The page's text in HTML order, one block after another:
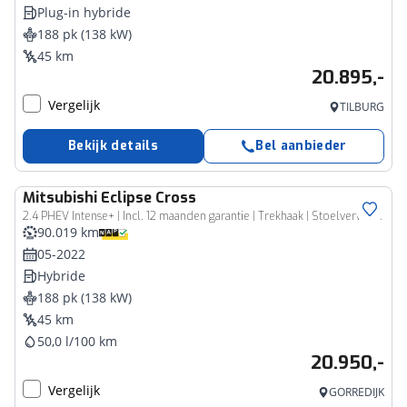
Plug-in hybride
188 pk (138 kW)
45 km
20.895,-
Vergelijk TILBURG
Bekijk details Bel aanbieder
Mitsubishi Eclipse Cross
2.4 PHEV Intense+ | Incl. 12 maanden garantie | Trekhaak | Stoelverwarming | Apple carplay/Android auto | Parkeercamera | Navigatie | DAB radio | 100% onderhouden |
90.019 km
05-2022
Hybride
188 pk (138 kW)
45 km
50,0 l/100 km
20.950,-
Vergelijk GORREDIJK